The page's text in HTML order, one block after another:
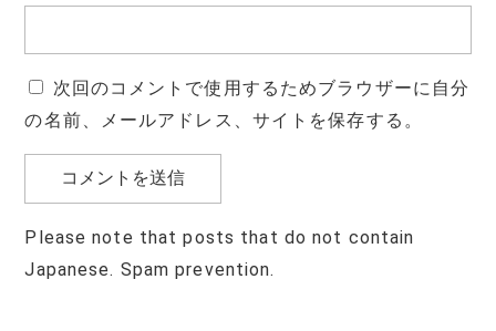
次回のコメントで使用するためブラウザーに自分
の名前、メールアドレス、サイトを保存する。
Please note that posts that do not contain
Japanese. Spam prevention.